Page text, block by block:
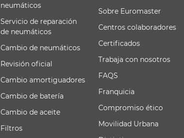
neumáticos
Servicio de reparación
de neumáticos
Cambio de neumáticos
Revisión oficial
Cambio amortiguadores
Cambio de batería
Cambio de aceite
Filtros
Sobre Euromaster
Centros colaboradores
Certificados
Trabaja con nosotros
FAQS
Franquicia
Compromiso ético
Movilidad Urbana